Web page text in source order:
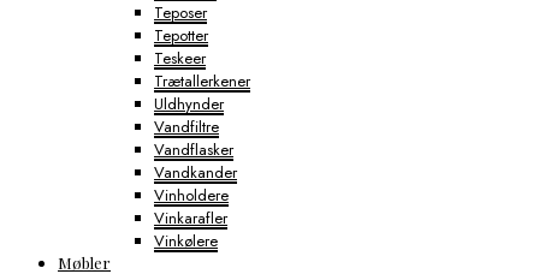
Teposer
Tepotter
Teskeer
Trætallerkener
Uldhynder
Vandfiltre
Vandflasker
Vandkander
Vinholdere
Vinkarafler
Vinkølere
Møbler